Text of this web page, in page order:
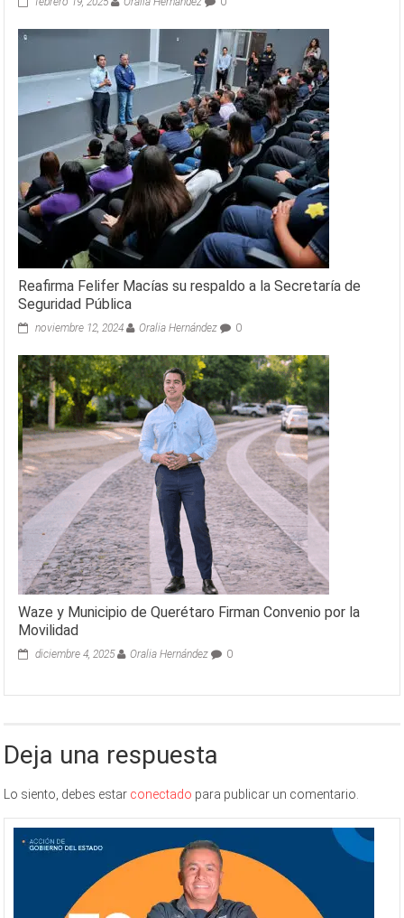
Reafirma Felifer Macías su respaldo a la Secretaría de
Seguridad Pública
noviembre 12, 2024 Oralia Hernández 0
Waze y Municipio de Querétaro Firman Convenio por la
Movilidad
diciembre 4, 2025 Oralia Hernández 0
Deja una respuesta
Lo siento, debes estar conectado para publicar un comentario.